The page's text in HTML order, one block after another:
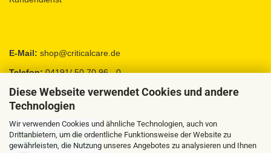
Diese Webseite verwendet Cookies und andere
Technologien
Wir verwenden Cookies und ähnliche Technologien, auch von
Drittanbietern, um die ordentliche Funktionsweise der Website zu
gewährleisten, die Nutzung unseres Angebotes zu analysieren und Ihnen
E-Mail: shop@criticalcare.de
Telefon:04191/ 50 70 96 - 0
Fax:04191 / 95 88 92